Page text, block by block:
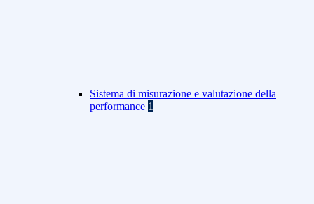
Sistema di misurazione e valutazione della
performance 1